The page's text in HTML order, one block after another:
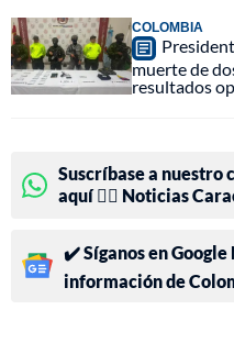
COLOMBIA
muerte de
resultados
Suscríbase a nuestro
aquí 👉🏻 Noticias
✔️ Síganos en
información de